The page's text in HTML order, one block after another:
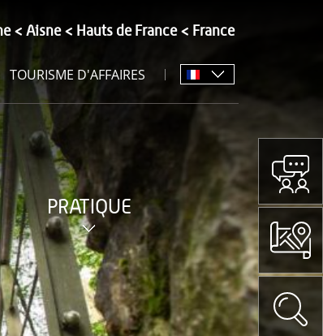
Aisne Hauts de France France
TOURISME D'AFFAIRES
PRATIQUE